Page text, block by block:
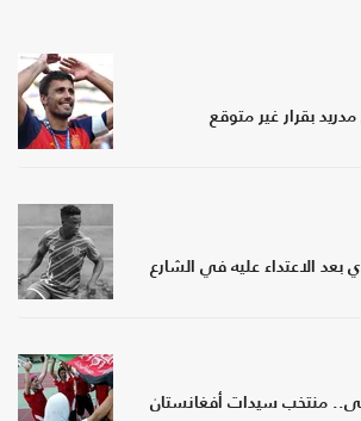
بقرار غير متوقع
بعد الاعتداء عليه في الشارع
منتخب سيدات أفغانستان